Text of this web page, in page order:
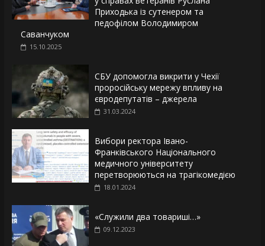
Приходька із сутенером та
педофілом Володимиром
Саванчуком
15.10.2025
СБУ допомогла викрити у Чехії
проросійську мережу впливу на
євродепутатів – джерела
31.03.2024
Вибори ректора Івано-
Франківського Національного
медичного університету
перетворюються на трагікомедією
18.01.2024
«Служили два товариші…»
09.12.2023